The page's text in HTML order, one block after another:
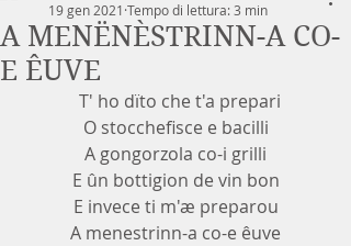
A MENËNÈSTRINN-A CO-
E ÊUVE
19 gen 2021 Tempo di lettura: 3 min
  T' ho dïto che t'a prepari
O stocchefisce e bacilli
A gongorzola co-i grilli
E ûn bottigion de vin bon
E invece ti m'æ preparou
A menestrinn-a co-e êuve